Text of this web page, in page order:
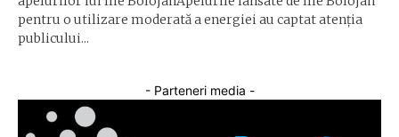
pentru o utilizare moderată a energiei au captat atenția
publicului...
- Parteneri media -